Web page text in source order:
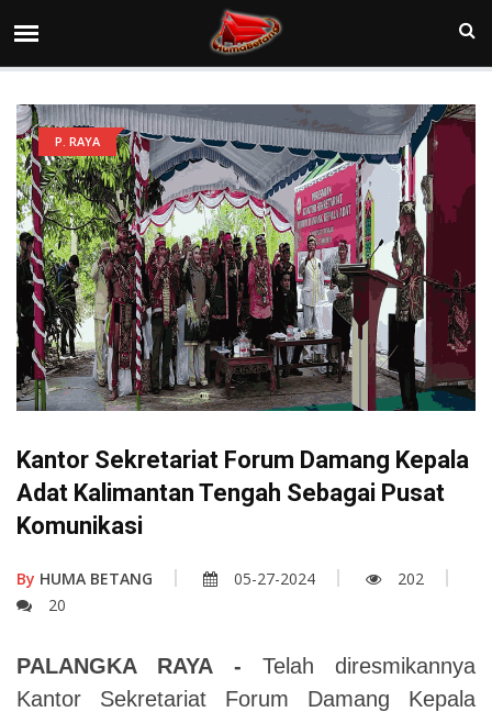
P. RAYA
Kantor Sekretariat Forum Damang Kepala
Adat Kalimantan Tengah Sebagai Pusat
Komunikasi
By HUMA BETANG 05-27-2024
202
20
PALANGKA RAYA - Telah diresmikannya
Kantor Sekretariat Forum Damang Kepala